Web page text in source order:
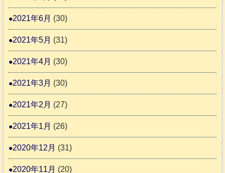
2021年6月 (30)
2021年5月 (31)
2021年4月 (30)
2021年3月 (30)
2021年2月 (27)
2021年1月 (26)
2020年12月 (31)
2020年11月 (20)